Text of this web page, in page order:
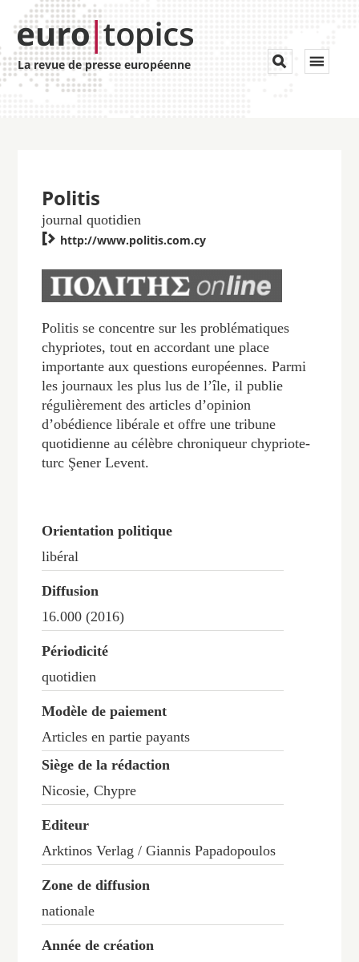
La revue de presse européenne Toggle


Politis
journal quotidien
 http://www.politis.com.cy
Politis se concentre sur les problématiques
chypriotes, tout en accordant une place
importante aux questions européennes. Parmi
les journaux les plus lus de l’île, il publie
régulièrement des articles d’opinion
d’obédience libérale et offre une tribune
quotidienne au célèbre chroniqueur chypriote-
turc Şener Levent.
Orientation politique
libéral
Diffusion
16.000 (2016)
Périodicité
quotidien
Modèle de paiement
Articles en partie payants
Siège de la rédaction
Nicosie, Chypre
Editeur
Arktinos Verlag / Giannis Papadopoulos
Zone de diffusion
nationale
Année de création